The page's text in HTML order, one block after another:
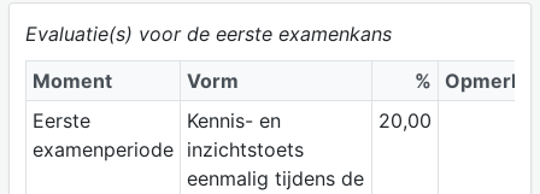
Evaluatie(s) voor de eerste examenkans
Moment
Vorm %
Eerste
examenperiode
Kennis- en
inzichtstoets
eenmalig tijdens de
20,00